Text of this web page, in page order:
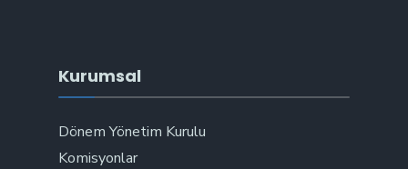
Kurumsal
Dönem Yönetim Kurulu
Komisyonlar